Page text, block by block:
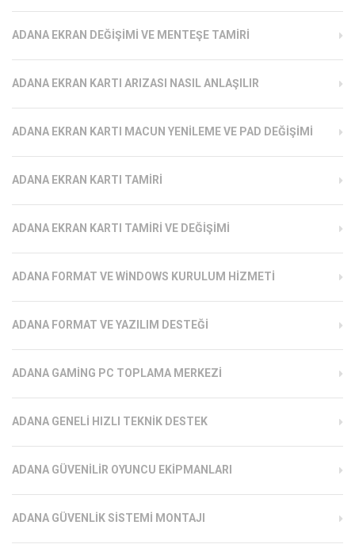
ADANA EKRAN DEĞIŞIMI VE MENTEŞE TAMIRI
ADANA EKRAN KARTI ARIZASI NASIL ANLAŞILIR
ADANA EKRAN KARTI MACUN YENILEME VE PAD DEĞIŞIMI
ADANA EKRAN KARTI TAMIRI
ADANA EKRAN KARTI TAMIRI VE DEĞIŞIMI
ADANA FORMAT VE WINDOWS KURULUM HIZMETI
ADANA FORMAT VE YAZILIM DESTEĞI
ADANA GAMING PC TOPLAMA MERKEZI
ADANA GENELI HIZLI TEKNIK DESTEK
ADANA GÜVENILIR OYUNCU EKIPMANLARI
ADANA GÜVENLIK SISTEMI MONTAJI